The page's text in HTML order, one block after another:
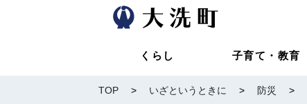
くらし 子育て・教育
TOP > いざというときに > 防災 >